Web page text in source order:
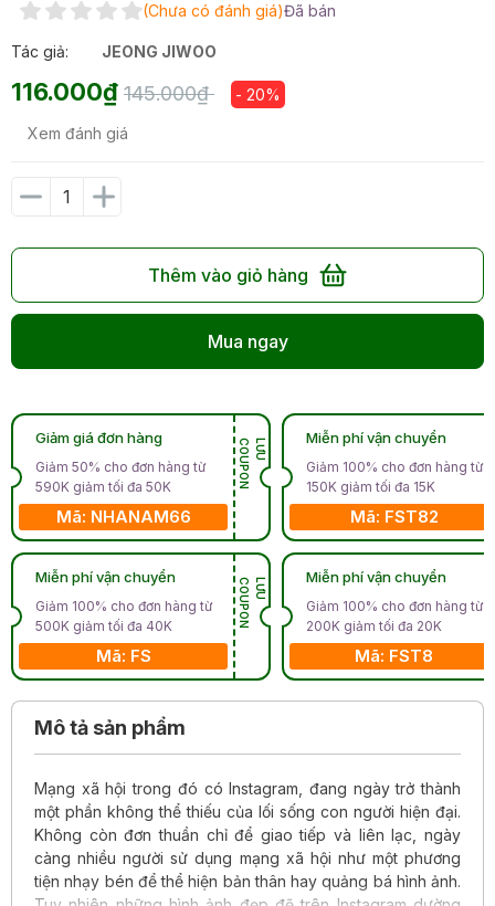
(Chưa có đánh giá)Đã bán
Tác giả: JEONG JIWOO
116.000₫ 145.000₫ - 20%
Xem đánh giá
Thêm vào giỏ hàng
Mua ngay
Giảm giá đơn hàng
Giảm 50% cho đơn hàng từ
590K giảm tối đa 50K
Mã: NHANAM66
L
Ư
U
C
O
U
P
O
N
Miễn phí vận chuyển
Giảm 100% cho đơn hàng từ
500K giảm tối đa 40K
Mã: FS
L
Ư
U
C
O
U
P
O
N
Miễn phí vận chuyển
Giảm 100% cho đơn hàng từ
150K giảm tối đa 15K
Mã: FST82
Miễn phí vận chuyển
Giảm 100% cho đơn hàng từ
200K giảm tối đa 20K
Mã: FST8
Mô tả sản phẩm
Mạng xã hội trong đó có Instagram, đang ngày trở thành
một phần không thể thiếu của lối sống con người hiện đại.
Không còn đơn thuần chỉ để giao tiếp và liên lạc, ngày
càng nhiều người sử dụng mạng xã hội như một phương
tiện nhạy bén để thể hiện bản thân hay quảng bá hình ảnh.